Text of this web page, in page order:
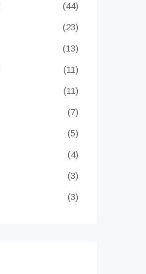
(44)
(23)
(13)
(11)
(11)
(7)
(5)
(4)
(3)
(3)